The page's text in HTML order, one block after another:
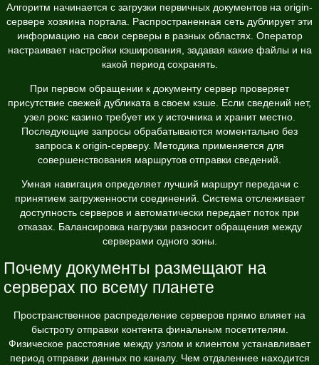
Алгоритм начинается с загрузки первичных документов на origin-
сервере хозяина портала. Распространенная сеть дублирует эти
информацию на свои серверы в разных областях. Оператор
настраивает настройки кэширования, задавая какие файлы и на
какой период сохранять.
При первом обращении к документу сервер проверяет
присутствие свежей дубликата в своем кэше. Если сведений нет,
узел рокс казино требует их у источника и хранит местно.
Последующие запросы обрабатываются моментально без
запроса к origin-серверу. Методика применяется для
совершенствования маршрутов отправки сведений.
Умная навигация определяет лучший маршрут передачи с
принятием загруженности соединений. Система отслеживает
доступность серверов и автоматически передает поток при
отказах. Балансировка нагрузки разносит обращения между
серверами одного зоны.
Почему документы размещают на
серверах по всему планете
Пространственное распределение серверов прямо влияет на
быстроту отправки контента финальным посетителям.
Физическое расстояние между узлом и клиентом устанавливает
период отправки данных по каналу. Чем отдаленнее находится